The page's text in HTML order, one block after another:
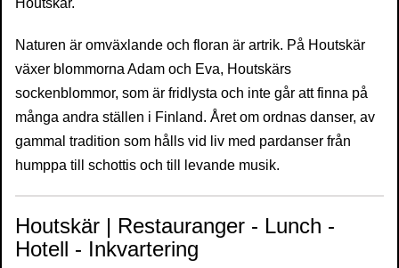
Houtskär.
Naturen är omväxlande och floran är artrik. På Houtskär
växer blommorna Adam och Eva, Houtskärs
sockenblommor, som är fridlysta och inte går att finna på
många andra ställen i Finland. Året om ordnas danser, av
gammal tradition som hålls vid liv med pardanser från
humppa till schottis och till levande musik.
Houtskär | Restauranger - Lunch -
Hotell - Inkvartering